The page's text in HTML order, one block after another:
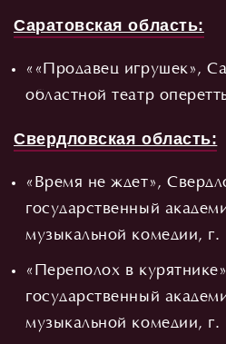
Саратовская область:
««Продавец игрушек»,
областной театр
Свердловская область:
«Время не ждет»,
государственный
музыкальной комедии, г.
«Переполох в
государственный
музыкальной комедии, г.